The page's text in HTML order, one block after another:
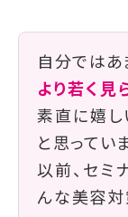
自分ではあ
より若く見
素直に嬉し
と思ってい
以前、セミ
んな美容対